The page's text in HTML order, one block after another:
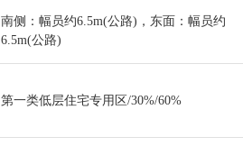
南侧：幅员约6.5m(公路)，东面：幅员约
6.5m(公路)
第一类低层住宅专用区/30%/60%